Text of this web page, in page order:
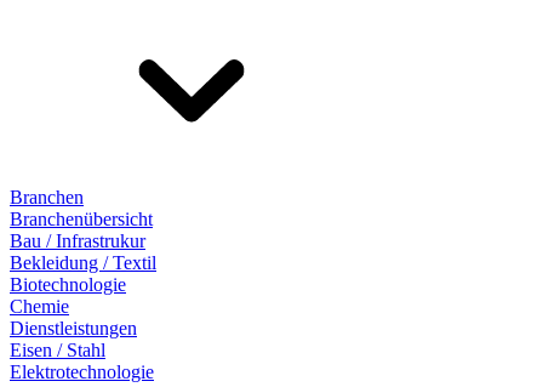
Branchen
Branchenübersicht
Bau / Infrastrukur
Bekleidung / Textil
Biotechnologie
Chemie
Dienstleistungen
Eisen / Stahl
Elektrotechnologie